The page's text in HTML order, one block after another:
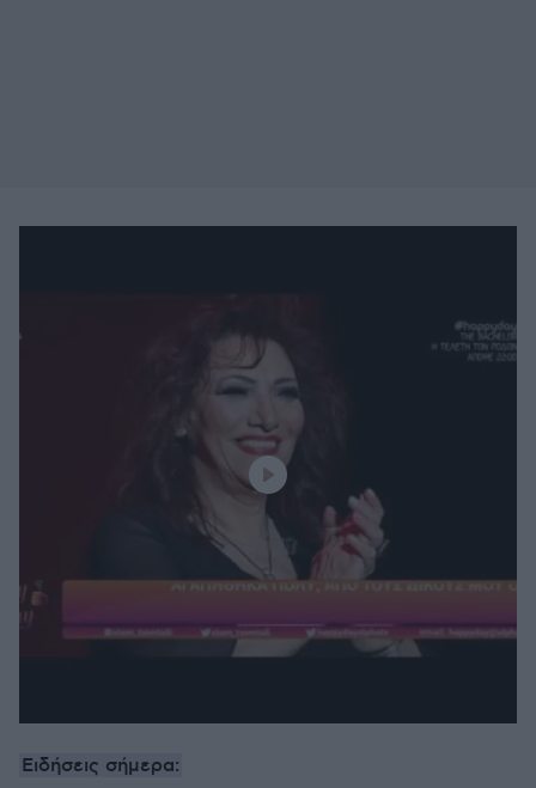
Ειδήσεις σήμερα: